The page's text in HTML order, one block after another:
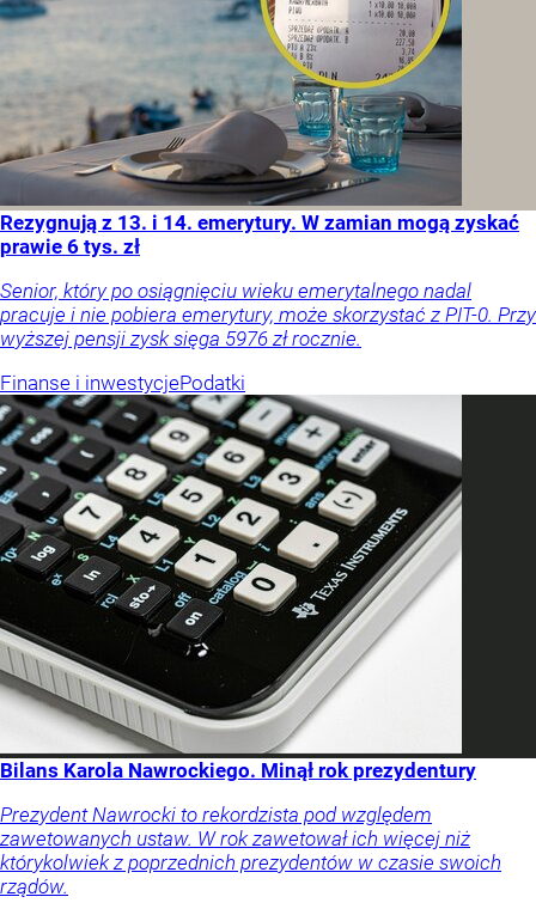
Rezygnują z 13. i 14. emerytury. W zamian mogą zyskać
prawie 6 tys. zł
Senior, który po osiągnięciu wieku emerytalnego nadal
pracuje i nie pobiera emerytury, może skorzystać z PIT-0. Przy
wyższej pensji zysk sięga 5976 zł rocznie.
Finanse i inwestycjePodatki
Bilans Karola Nawrockiego. Minął rok prezydentury
Prezydent Nawrocki to rekordzista pod względem
zawetowanych ustaw. W rok zawetował ich więcej niż
którykolwiek z poprzednich prezydentów w czasie swoich
rządów.